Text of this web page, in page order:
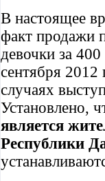
В настоящее
факт продажи
девочки за
сентября 2012
случаях
Установлено,
является
Республики